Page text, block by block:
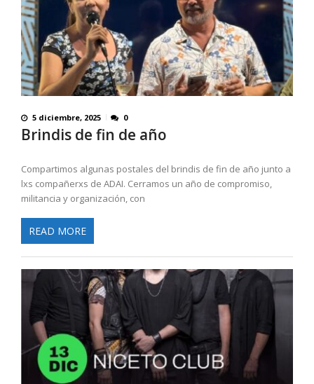
5 diciembre, 2025 0
Brindis de fin de año
Compartimos algunas postales del brindis de fin de año junto a
lxs compañerxs de ADAI. Cerramos un año de compromiso,
militancia y organización, con
READ MORE